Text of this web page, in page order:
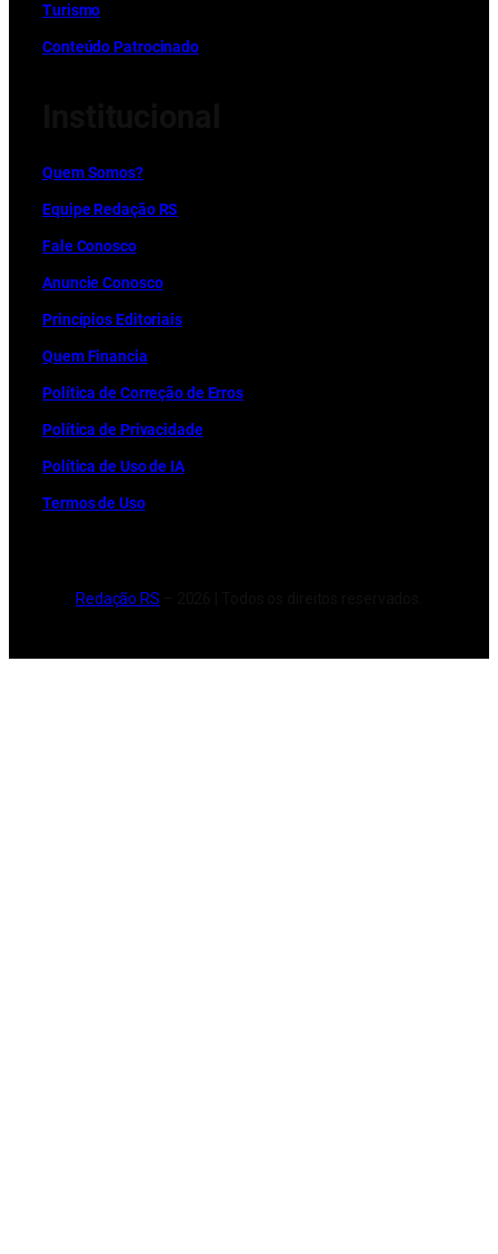
Turismo
Conteúdo Patrocinado
Quem Somos?
Equipe Redação RS
Fale Conosco
Anuncie Conosco
Princípios Editoriais
Quem Financia
Política de Correção de Erros
Política de Privacidade
Política de Uso de IA
Termos de Uso
Redação RS